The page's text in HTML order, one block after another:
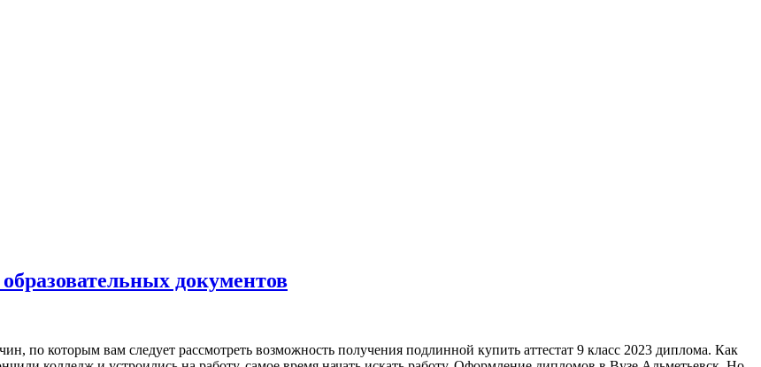
документов
по которым вам следует рассмотреть возможность получения подлинной купить аттестат 9 класс 2023 диплома. Как